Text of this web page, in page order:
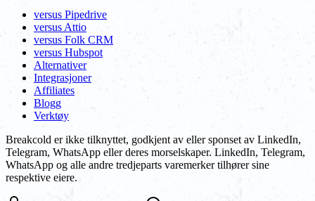
versus Pipedrive
versus Attio
versus Folk CRM
versus Hubspot
Alternativer
Integrasjoner
Affiliates
Blogg
Verktøy
Breakcold er ikke tilknyttet, godkjent av eller sponset av LinkedIn,
Telegram, WhatsApp eller deres morselskaper. LinkedIn, Telegram,
WhatsApp og alle andre tredjeparts varemerker tilhører sine
respektive eiere.